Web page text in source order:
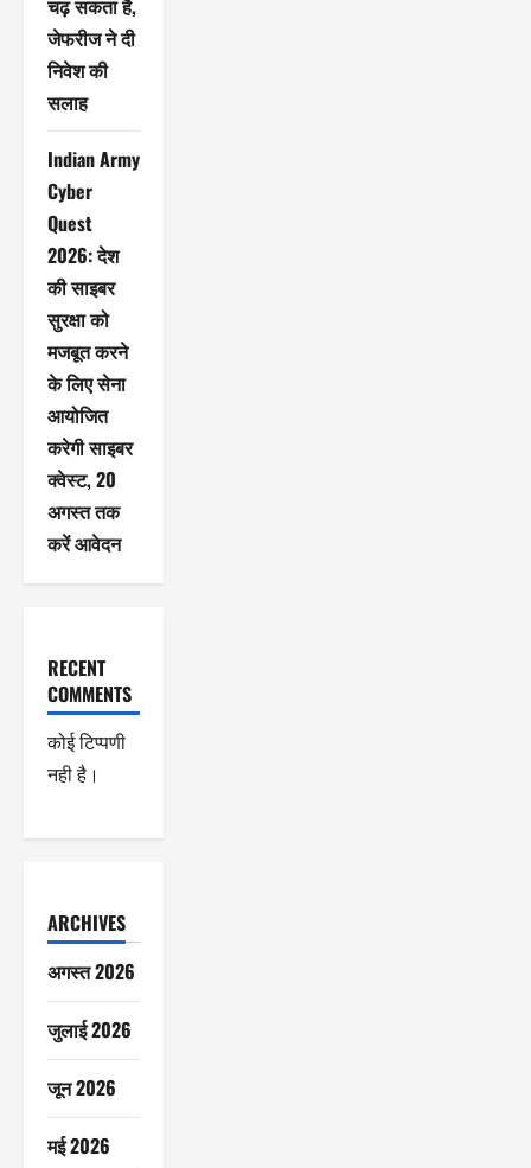
चढ़ सकता है,
जेफरीज ने दी
निवेश की
सलाह
Indian Army
Cyber
Quest
2026: देश
की साइबर
सुरक्षा को
मजबूत करने
के लिए सेना
आयोजित
करेगी साइबर
क्वेस्ट, 20
अगस्त तक
करें आवेदन
RECENT
COMMENTS
कोई टिप्पणी
नही है।
ARCHIVES
अगस्त 2026
जुलाई 2026
जून 2026
मई 2026